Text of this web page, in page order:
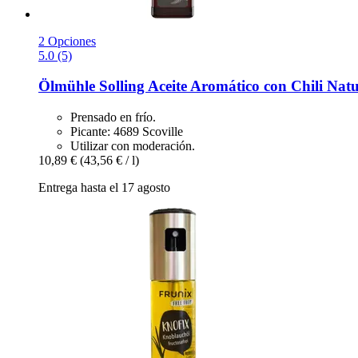
2 Opciones
5.0 (5)
Ölmühle SollingAceite Aromático con Chili
Prensado en frío.
Picante: 4689 Scoville
Utilizar con moderación.
10,89 € (43,56 € / l)
Entrega hasta el 17 agosto